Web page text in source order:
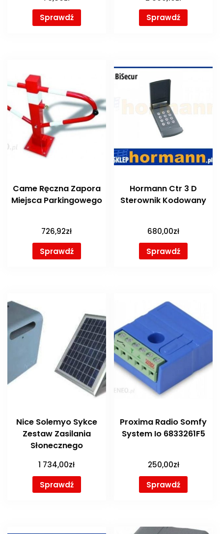
Sprawdź
Sprawdź
Came Ręczna Zapora
Miejsca Parkingowego
726,92zł
Sprawdź
Hormann Ctr 3 D
Sterownik Kodowany
680,00zł
Sprawdź
Nice Solemyo Sykce
Zestaw Zasilania
Słonecznego
1 734,00zł
Sprawdź
Proxima Radio Somfy
System Io 6833261F5
250,00zł
Sprawdź